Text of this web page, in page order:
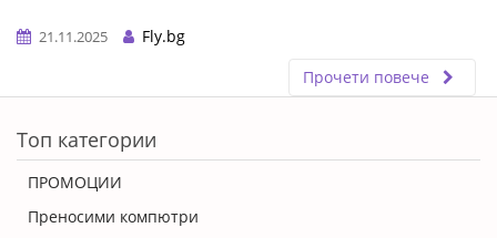
21.11.2025
Fly.bg
Прочети повече
Топ категории
ПРОМОЦИИ
Преносими компютри